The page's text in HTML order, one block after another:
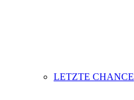
LETZTE CHANCE